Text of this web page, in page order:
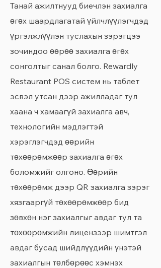
Танай ажилтнууд биечлэн захиалга
өгөх шаардлагатай үйлчлүүлэгчдэд
үргэлжлүүлэн туслахын зэрэгцээ
зочиндоо өөрөө захиалга өгөх
сонголтыг санал болго. Rewardly
Restaurant POS систем нь таблет
эсвэл утсан дээр ажилладаг тул
хаана ч хамаагүй захиалга авч,
технологийн мэдлэгтэй
хэрэглэгчдэд өөрийн
төхөөрөмжөөр захиалга өгөх
боломжийг олгоно. Өөрийн
төхөөрөмж дээр QR захиалга зэрэг
хязгааргүй төхөөрөмжөөр бид
зөвхөн нэг захиалгыг авдаг тул та
төхөөрөмжийн лицензээр шимтгэл
авдаг бусад шийдлүүдийн үнэтэй
захиалгын төлбөрөөс хэмнэх